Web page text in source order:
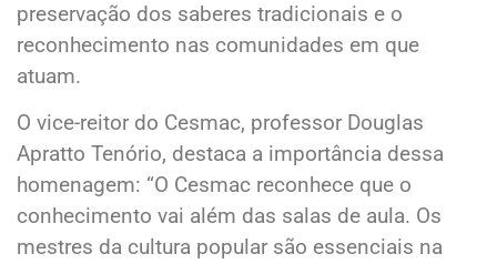
preservação dos saberes tradicionais e o
reconhecimento nas comunidades em que
atuam.
O vice-reitor do Cesmac, professor Douglas
Apratto Tenório, destaca a importância dessa
homenagem: “O Cesmac reconhece que o
conhecimento vai além das salas de aula. Os
mestres da cultura popular são essenciais na